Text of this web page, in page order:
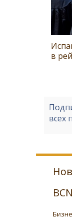
в
всех